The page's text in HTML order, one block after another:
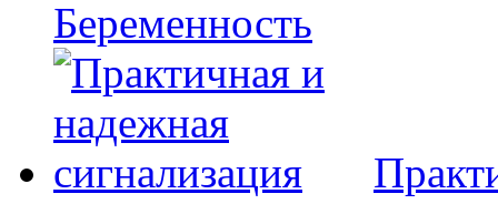
Беременность